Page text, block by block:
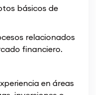
básicos de
relacionados
financiero.
en áreas